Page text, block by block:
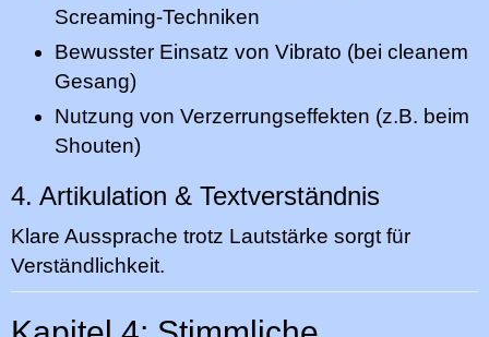
Screaming-Techniken
Bewusster Einsatz von Vibrato (bei cleanem
Gesang)
Nutzung von Verzerrungseffekten (z.B. beim
Shouten)
4. Artikulation & Textverständnis
Klare Aussprache trotz Lautstärke sorgt für
Verständlichkeit.